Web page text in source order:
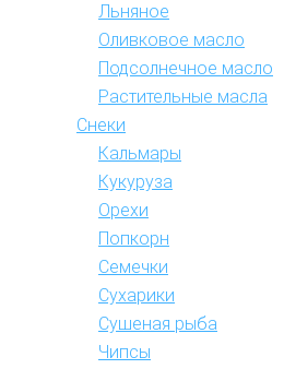
Льняное
Оливковое масло
Подсолнечное масло
Растительные масла
Снеки
Кальмары
Кукуруза
Орехи
Попкорн
Семечки
Сухарики
Сушеная рыба
Чипсы